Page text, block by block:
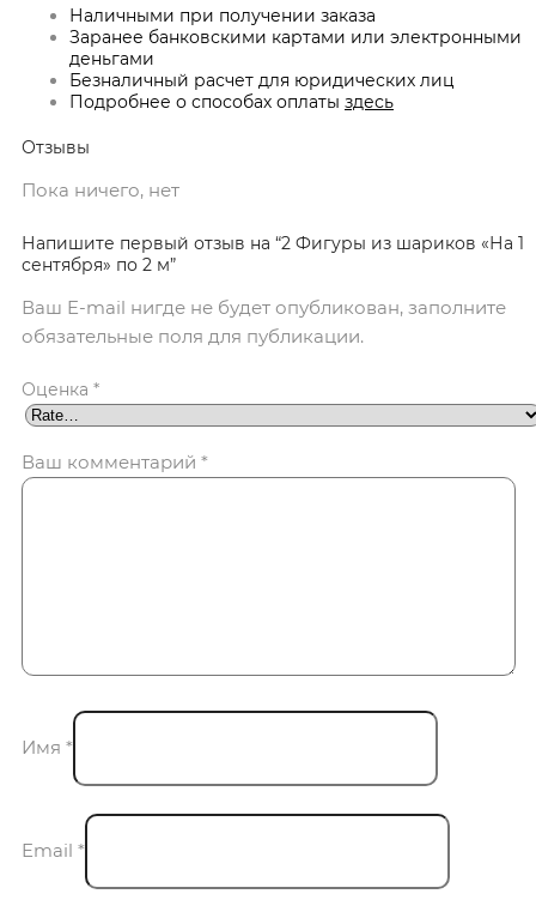
Наличными при получении заказа
Заранее банковскими картами или электронными
деньгами
Безналичный расчет для юридических лиц
Подробнее о способах оплаты здесь
Отзывы
Пока ничего, нет
Напишите первый отзыв на “2 Фигуры из шариков «На 1
сентября» по 2 м”
Ваш E-mail нигде не будет опубликован, заполните
обязательные поля для публикации.
Оценка *
Ваш комментарий *
Имя *
Email *